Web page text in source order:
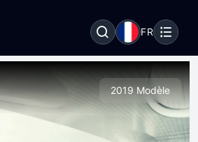
FR
2019 Modèle